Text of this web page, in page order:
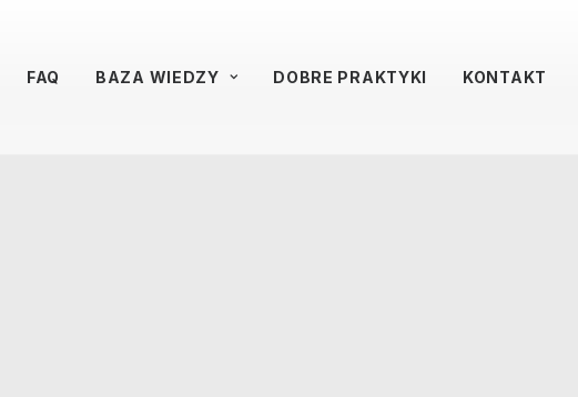
FAQ BAZA WIEDZY DOBRE PRAKTYKI KONTAKT